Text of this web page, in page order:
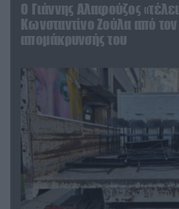
Ο Γιάννης Αλαφούζος
Κωνσταντίνο Ζούλα από
απομάκρυνσής του